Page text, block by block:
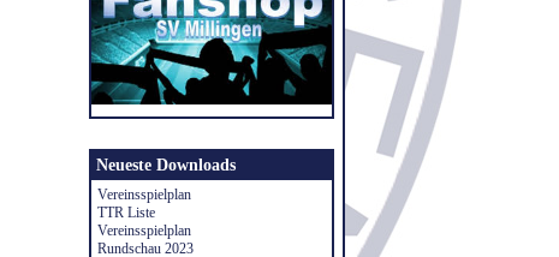
Neueste Downloads
Vereinsspielplan
TTR Liste
Vereinsspielplan
Rundschau 2023